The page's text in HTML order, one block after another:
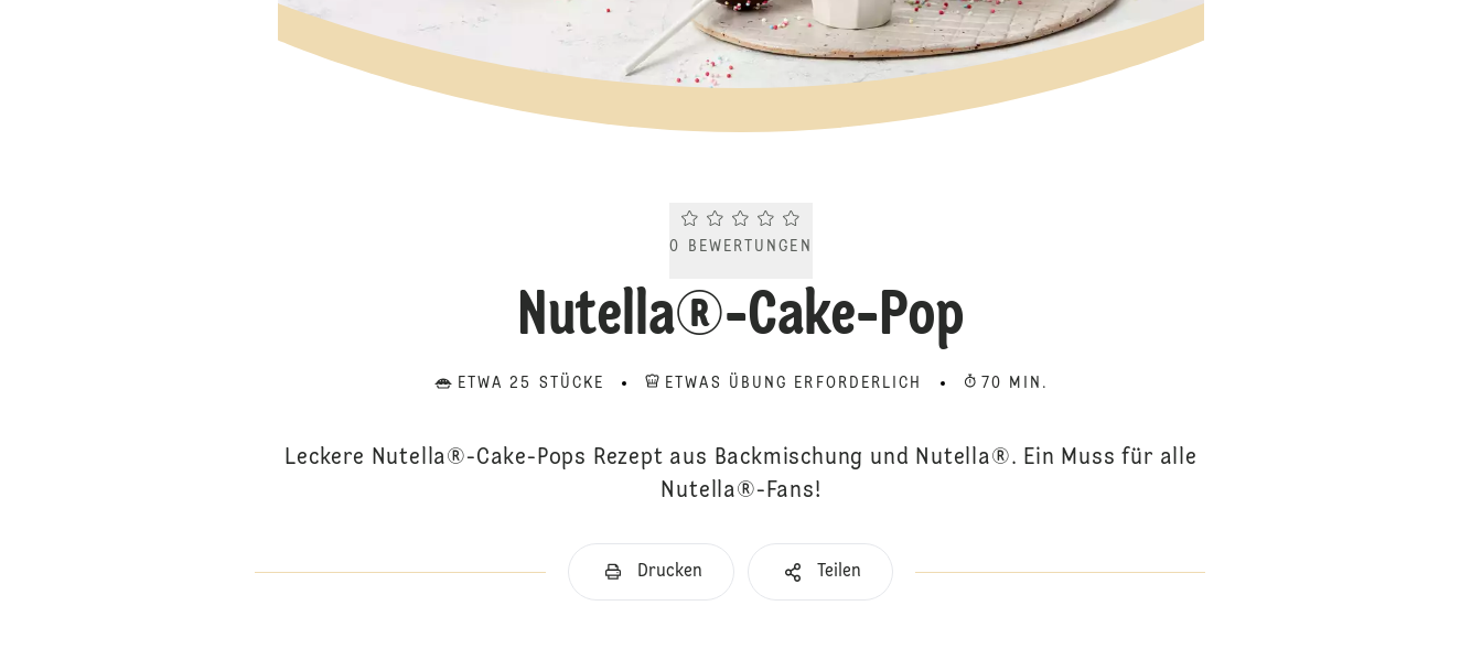
Current rating 0.0. Click to rate.
0 BEWERTUNGEN
Nutella®-Cake-Pop
ETWA 25 STÜCKE ETWAS ÜBUNG ERFORDERLICH 70 MIN.
Leckere Nutella®-Cake-Pops Rezept aus Backmischung und Nutella®. Ein Muss für alle
Nutella®-Fans!
Drucken Teilen